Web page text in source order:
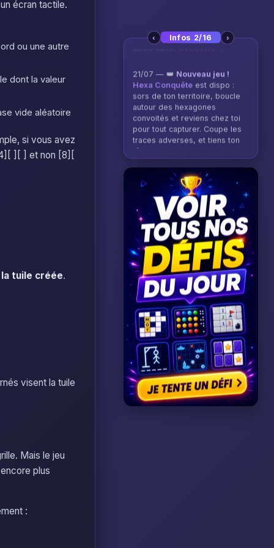
écran tactile.
ou une autre
dont la valeur
vide aléatoire
si vous avez
][ ] et non [8][
tuile créée.
visent la tuile
Mais le jeu
plus
:
‹ Infos 2/16 ›
sors de ton territoire, boucle
autour des hexagones
convoités et reviens chez toi
pour tout capturer. Coupe les
traces adverses, et tiens ton
règne pour remporter la
manche.Jouer →